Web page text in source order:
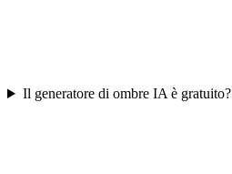
Il generatore di ombre IA è gratuito?